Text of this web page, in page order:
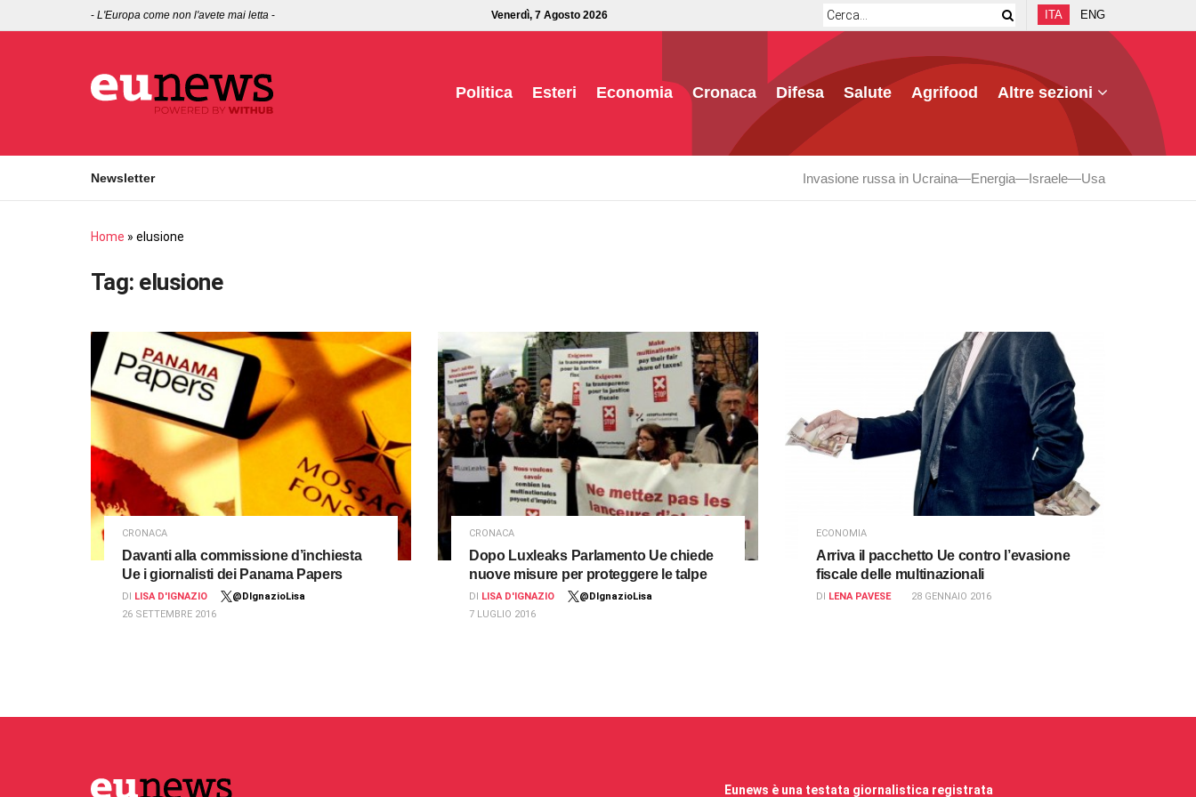
- L'Europa come non l'avete mai letta - Venerdì, 7 Agosto 2026 ITA ENG
Politica Esteri Economia Cronaca Difesa Salute Agrifood Altre sezioni
Newsletter Invasione russa in Ucraina Energia Israele Usa
Home » elusione
Tag: elusione
CRONACA
Davanti alla commissione d’inchiesta
Ue i giornalisti dei Panama Papers
DI LISA D'IGNAZIO
@DIgnazioLisa
26 SETTEMBRE 2016
CRONACA
Dopo Luxleaks Parlamento Ue chiede
nuove misure per proteggere le talpe
DI LISA D'IGNAZIO
@DIgnazioLisa
7 LUGLIO 2016
ECONOMIA
Arriva il pacchetto Ue contro l’evasione
fiscale delle multinazionali
DI LENA PAVESE 28 GENNAIO 2016
Eunews è una testata giornalistica registrata